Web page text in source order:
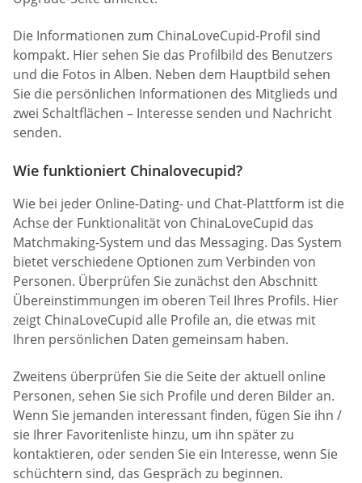
Die Informationen zum ChinaLoveCupid-Profil sind
kompakt. Hier sehen Sie das Profilbild des Benutzers
und die Fotos in Alben. Neben dem Hauptbild sehen
Sie die persönlichen Informationen des Mitglieds und
zwei Schaltflächen – Interesse senden und Nachricht
senden.
Wie funktioniert Chinalovecupid?
Wie bei jeder Online-Dating- und Chat-Plattform ist die
Achse der Funktionalität von ChinaLoveCupid das
Matchmaking-System und das Messaging. Das System
bietet verschiedene Optionen zum Verbinden von
Personen. Überprüfen Sie zunächst den Abschnitt
Übereinstimmungen im oberen Teil Ihres Profils. Hier
zeigt ChinaLoveCupid alle Profile an, die etwas mit
Ihren persönlichen Daten gemeinsam haben.
Zweitens überprüfen Sie die Seite der aktuell online
Personen, sehen Sie sich Profile und deren Bilder an.
Wenn Sie jemanden interessant finden, fügen Sie ihn /
sie Ihrer Favoritenliste hinzu, um ihn später zu
kontaktieren, oder senden Sie ein Interesse, wenn Sie
schüchtern sind, das Gespräch zu beginnen.